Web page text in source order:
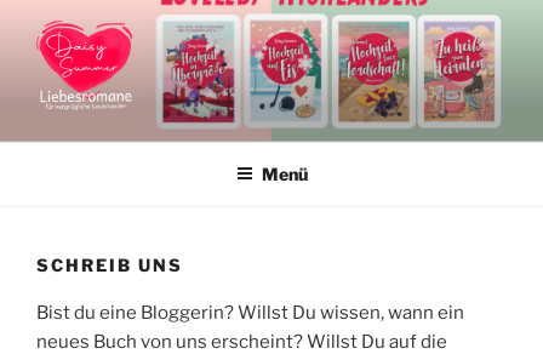
Inhalt
springen
DAISY SUMMER
Menü
SCHREIB UNS
Bist du eine Bloggerin? Willst Du wissen, wann ein
neues Buch von uns erscheint? Willst Du auf die